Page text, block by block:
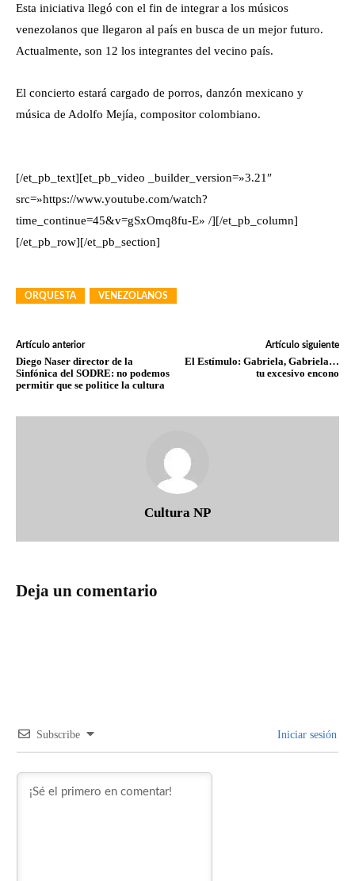
Esta iniciativa llegó con el fin de integrar a los músicos
venezolanos que llegaron al país en busca de un mejor futuro.
Actualmente, son 12 los integrantes del vecino país.
El concierto estará cargado de porros, danzón mexicano y
música de Adolfo Mejía, compositor colombiano.
[/et_pb_text][et_pb_video _builder_version=»3.21″
src=»https://www.youtube.com/watch?
time_continue=45&v=gSxOmq8fu-E» /][/et_pb_column]
[/et_pb_row][/et_pb_section]
ORQUESTA VENEZOLANOS
Artículo anterior
Diego Naser director de la
Sinfónica del SODRE: no podemos
permitir que se politice la cultura
Artículo siguiente
El Estímulo: Gabriela, Gabriela…
tu excesivo encono
Cultura NP
Deja un comentario
Subscribe Iniciar sesión